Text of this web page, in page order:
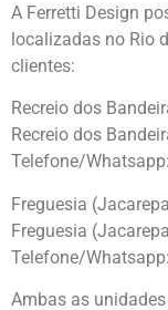
A Ferretti Design
localizadas no Rio
clientes:
Recreio dos
Recreio dos
Telefone/
Freguesia
Freguesia
Telefone/
Ambas as